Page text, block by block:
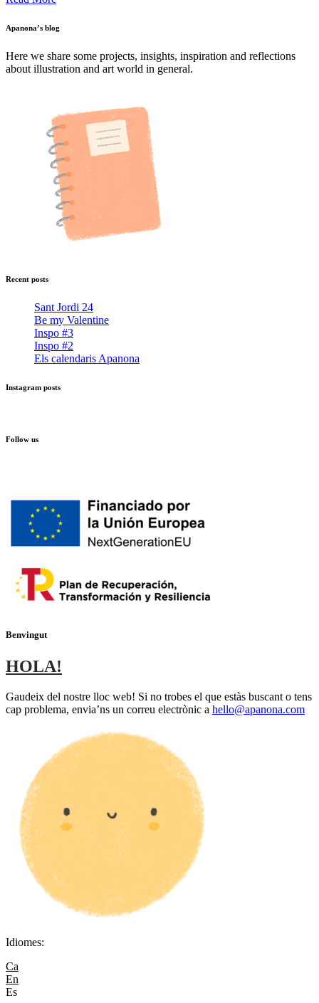
Apanona’s blog
Here we share some projects, insights, inspiration and reflections
about illustration and art world in general.
Recent posts
Sant Jordi 24
Be my Valentine
Inspo #3
Inspo #2
Els calendaris Apanona
Instagram posts
Follow us
Benvingut
HOLA!
Gaudeix del nostre lloc web! Si no trobes el que estàs buscant o tens
cap problema, envia’ns un correu electrònic a hello@apanona.com
Idiomes:
Ca
En
Es